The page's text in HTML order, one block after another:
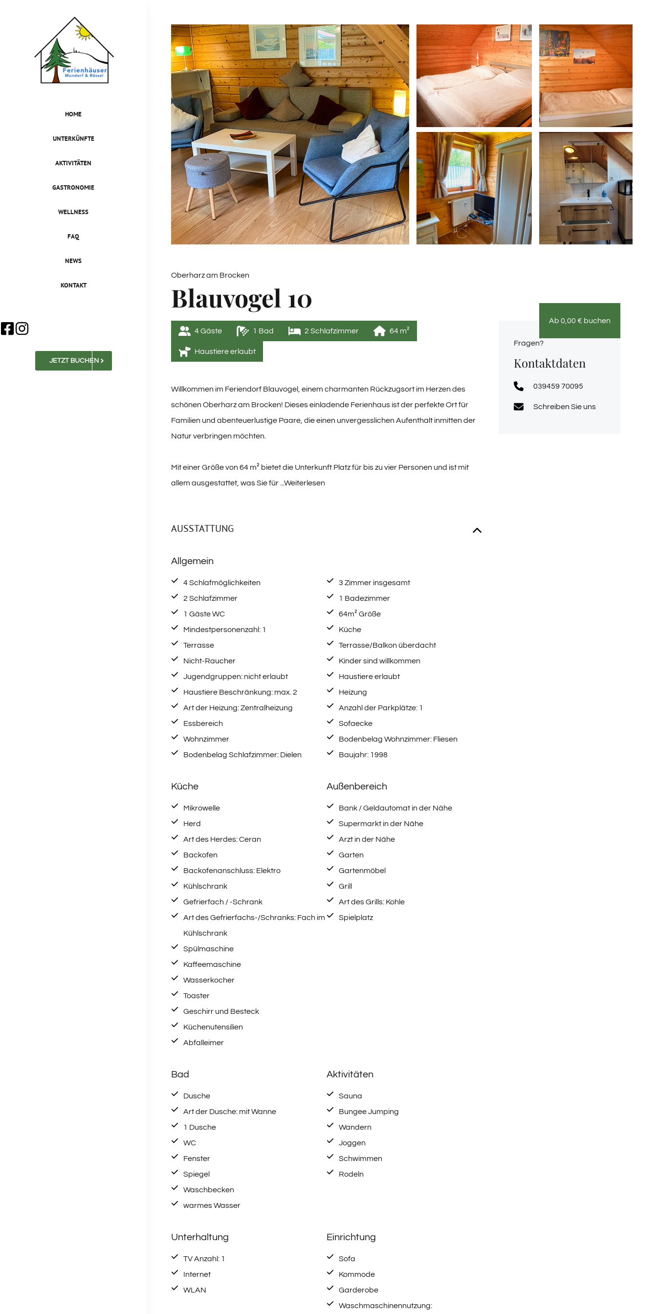
HOME
UNTERKÜNFTE
AKTIVITÄTEN
GASTRONOMIE
WELLNESS
FAQ
NEWS
KONTAKT
JETZT BUCHEN
Oberharz am Brocken
Blauvogel 10
4 Gäste 1 Bad 2 Schlafzimmer 64 m²
Haustiere erlaubt
Willkommen im Feriendorf Blauvogel, einem charmanten Rückzugsort im Herzen des
schönen Oberharz am Brocken! Dieses einladende Ferienhaus ist der perfekte Ort für
Familien und abenteuerlustige Paare, die einen unvergesslichen Aufenthalt inmitten der
Natur verbringen möchten.
Mit einer Größe von 64 m² bietet die Unterkunft Platz für bis zu vier Personen und ist mit
allem ausgestattet, was Sie für
...Weiterlesen
Ab 0,00 € buchen
Fragen?
Kontaktdaten
039459 70095
Schreiben Sie uns
AUSSTATTUNG
Allgemein
4 Schlafmöglichkeiten
3 Zimmer insgesamt
2 Schlafzimmer
1 Badezimmer
1 Gäste WC
64m² Größe
Mindestpersonenzahl: 1
Küche
Terrasse
Terrasse/Balkon überdacht
Nicht-Raucher
Kinder sind willkommen
Jugendgruppen: nicht erlaubt
Haustiere erlaubt
Haustiere Beschränkung: max. 2
Heizung
Art der Heizung: Zentralheizung
Anzahl der Parkplätze: 1
Essbereich
Sofaecke
Wohnzimmer
Bodenbelag Wohnzimmer: Fliesen
Bodenbelag Schlafzimmer: Dielen
Baujahr: 1998
Küche
Mikrowelle
Herd
Art des Herdes: Ceran
Backofen
Backofenanschluss: Elektro
Kühlschrank
Gefrierfach / -Schrank
Art des Gefrierfachs-/Schranks: Fach im
Kühlschrank
Spülmaschine
Kaffeemaschine
Wasserkocher
Toaster
Geschirr und Besteck
Küchenutensilien
Abfalleimer
Außenbereich
Bank / Geldautomat in der Nähe
Supermarkt in der Nähe
Arzt in der Nähe
Garten
Gartenmöbel
Grill
Art des Grills: Kohle
Spielplatz
Bad
Dusche
Art der Dusche: mit Wanne
1 Dusche
WC
Fenster
Spiegel
Waschbecken
warmes Wasser
Aktivitäten
Sauna
Bungee Jumping
Wandern
Joggen
Schwimmen
Rodeln
Unterhaltung
TV Anzahl: 1
Internet
WLAN
Einrichtung
Sofa
Kommode
Garderobe
Waschmaschinennutzung: